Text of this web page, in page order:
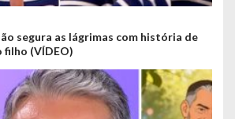
segura as lágrimas com história de
filho (VÍDEO)